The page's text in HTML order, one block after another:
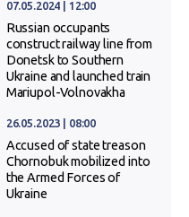
07.05.2024 | 12:00
Russian occupants
construct railway line from
Donetsk to Southern
Ukraine and launched train
Mariupol-Volnovakha
26.05.2023 | 08:00
Accused of state treason
Chornobuk mobilized into
the Armed Forces of
Ukraine